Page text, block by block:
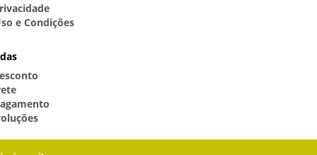
e Condições